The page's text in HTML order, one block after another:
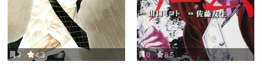
3 4.3 0 8.5